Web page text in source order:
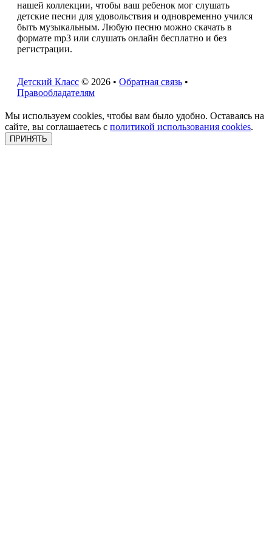
нашей коллекции, чтобы ваш ребенок мог слушать
детские песни для удовольствия и одновременно учился
быть музыкальным. Любую песню можно скачать в
формате mp3 или слушать онлайн бесплатно и без
регистрации.
Детский Класс © 2026 • Обратная связь •
Правообладателям
Мы используем cookies, чтобы вам было удобно. Оставаясь на
сайте, вы соглашаетесь с политикой использования cookies.
ПРИНЯТЬ